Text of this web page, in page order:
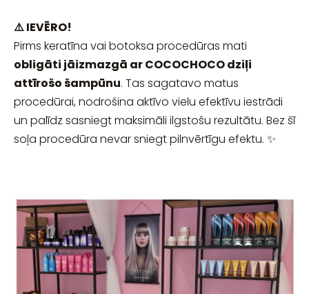
⚠️ IEVĒRO!
Pirms keratīna vai botoksa procedūras mati
obligāti jāizmazgā ar COCOCHOCO dziļi
attīrošo šampūnu. Tas sagatavo matus
procedūrai, nodrošina aktīvo vielu efektīvu iestrādi
un palīdz sasniegt maksimāli ilgstošu rezultātu. Bez šī
soļa procedūra nevar sniegt pilnvērtīgu efektu. ✨